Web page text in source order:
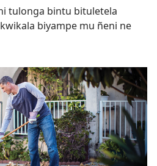
tulonga bintu bituletela
biyampe mu ñeni ne